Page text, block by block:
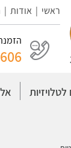
ראשי | אודות |